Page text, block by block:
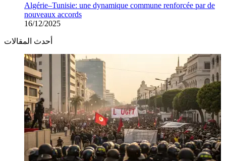
Algérie–Tunisie: une dynamique commune renforcée par de
nouveaux accords
16/12/2025
أحدث المقالات